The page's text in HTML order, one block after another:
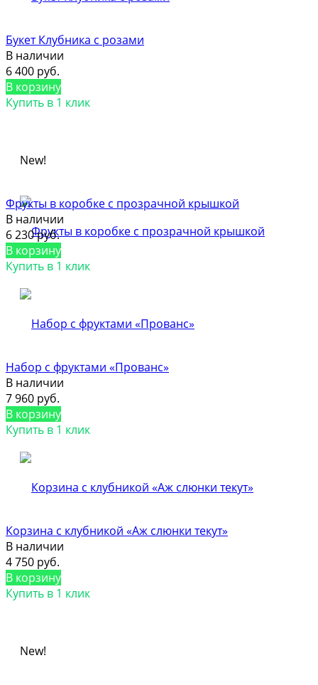
Букет Клубника с розами
В наличии
6 400 руб.
В корзину
Купить в 1 клик
New!
Фрукты в коробке с прозрачной крышкой
В наличии
6 230 руб.
В корзину
Купить в 1 клик
Набор с фруктами «Прованс»
В наличии
7 960 руб.
В корзину
Купить в 1 клик
Корзина с клубникой «Аж слюнки текут»
В наличии
4 750 руб.
В корзину
Купить в 1 клик
New!